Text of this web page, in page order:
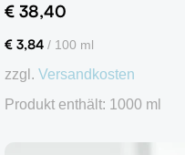
€ 38,40
€ 3,84 / 100 ml
zzgl. Versandkosten
Produkt enthält: 1000 ml